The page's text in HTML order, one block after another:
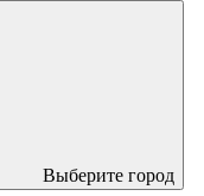
Выберите город